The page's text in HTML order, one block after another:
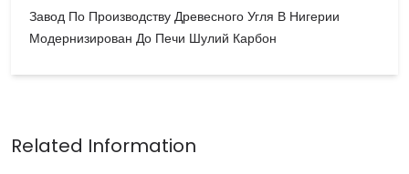
Завод По Производству Древесного Угля В Нигерии
Модернизирован До Печи Шулий Карбон